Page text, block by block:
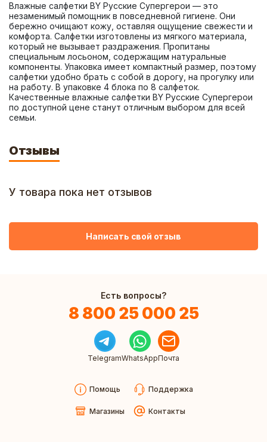
Влажные салфетки BY Русские Супергерои — это
незаменимый помощник в повседневной гигиене. Они
бережно очищают кожу, оставляя ощущение свежести и
комфорта. Салфетки изготовлены из мягкого материала,
который не вызывает раздражения. Пропитаны
специальным лосьоном, содержащим натуральные
компоненты. Упаковка имеет компактный размер, поэтому
салфетки удобно брать с собой в дорогу, на прогулку или
на работу. В упаковке 4 блока по 8 салфеток.
Качественные влажные салфетки BY Русские Супергерои
по доступной цене станут отличным выбором для всей
семьи.
Отзывы
У товара пока нет отзывов
Написать свой отзыв
Есть вопросы?
8 800 25 000 25
TelegramWhatsAppПочта
Помощь Поддержка
Магазины Контакты